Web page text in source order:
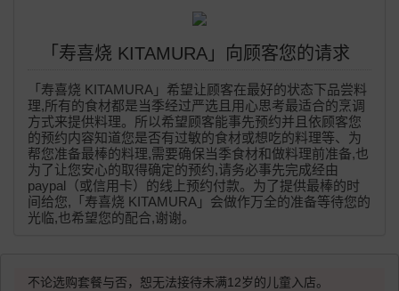
「寿喜烧 KITAMURA」向顾客您的请求
「寿喜烧 KITAMURA」希望让顾客在最好的状态下品尝料
理,所有的食材都是当季经过严选且用心思考最适合的烹调
方式来提供料理。所以希望顾客能事先预约并且依顾客您
的预约内容知道您是否有过敏的食材或想吃的料理等、为
帮您准备最棒的料理,需要确保当季食材和做料理前准备,也
为了让您安心的取得确定的预约,请务必事先完成经由
paypal（或信用卡）的线上预约付款。为了提供最棒的时
间给您,「寿喜烧 KITAMURA」会做作万全的准备等待您的
光临,也希望您的配合,谢谢。
不论选购套餐与否，恕无法接待未满12岁的儿童入店。